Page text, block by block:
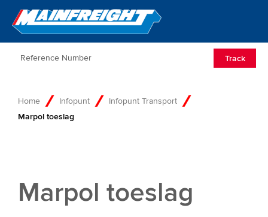
Go to Home
Track
Home Infopunt
Infopunt Transport
Marpol toeslag
Marpol toeslag